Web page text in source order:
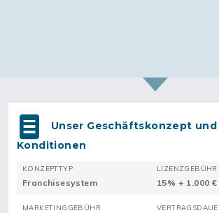
Unser Geschäftskonzept
Konditionen
KONZEPTTYP
Franchisesystem
LIZENZGEBÜHR
15% + 1.000
MARKETINGGEBÜHR